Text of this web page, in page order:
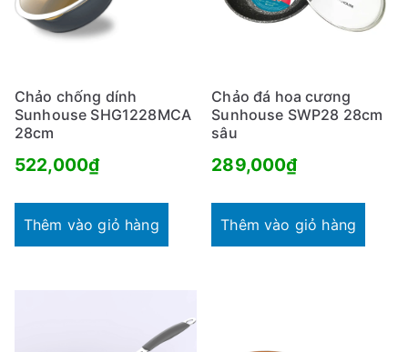
Chảo chống dính
Sunhouse SHG1228MCA
28cm
522,000₫
Thêm vào giỏ hàng
Chảo đá hoa cương
Sunhouse SWP28 28cm
sâu
289,000₫
Thêm vào giỏ hàng